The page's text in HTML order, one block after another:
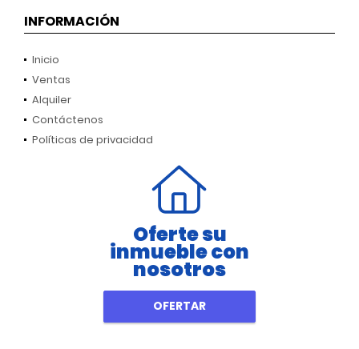
INFORMACIÓN
Inicio
Ventas
Alquiler
Contáctenos
Políticas de privacidad
Oferte su
inmueble con
nosotros
OFERTAR